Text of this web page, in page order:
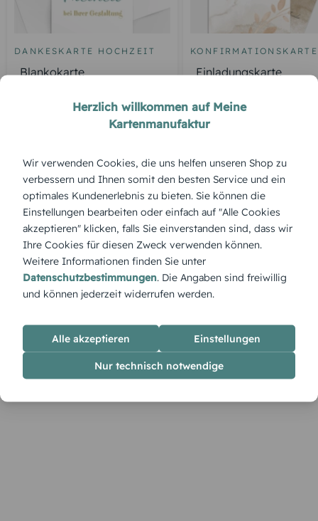
DANKESKARTE HOCHZEIT
Blankokarte
Einladungskarte
Zweige
ÜBERBLICK:
Produktbeschreibung
„Kelch“ kombiniert christliche Symbolik mit klarer
Gestaltung. Gestalte im Designer Namen, Schriften und
Farben passend zum Anlass.
Herzlich willkommen auf Meine
Kartenmanufaktur
Wir verwenden Cookies, die uns helfen unseren Shop zu
verbessern und Ihnen somit den besten Service und ein
optimales Kundenerlebnis zu bieten. Sie können die
Einstellungen bearbeiten oder einfach auf "Alle Cookies
akzeptieren" klicken, falls Sie einverstanden sind, dass wir
Ihre Cookies für diesen Zweck verwenden können.
Weitere Informationen finden Sie unter
Datenschutzbestimmungen. Die Angaben sind freiwillig
und können jederzeit widerrufen werden.
Alle akzeptieren Einstellungen
Nur technisch notwendige